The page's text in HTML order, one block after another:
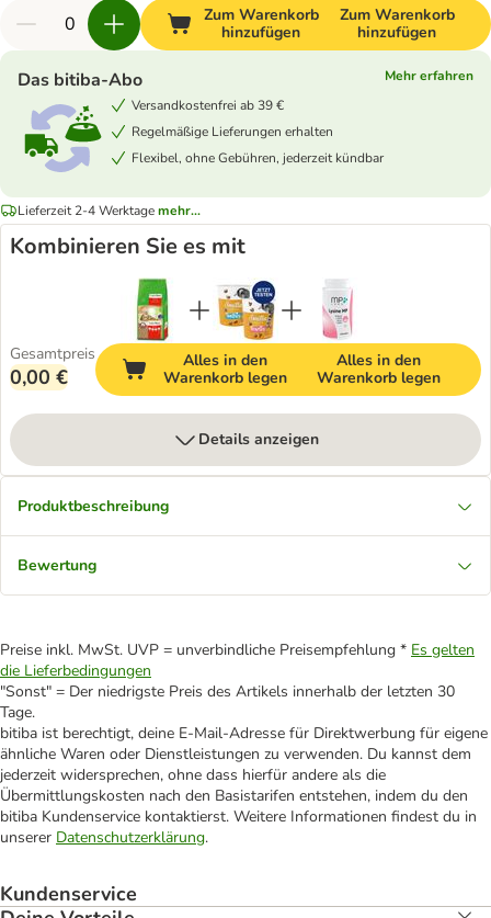
Zum Warenkorb
hinzufügen
Zum Warenkorb
hinzufügen
Das bitiba-Abo
Mehr erfahren
Versandkostenfrei ab 39 €
Regelmäßige Lieferungen erhalten
Flexibel, ohne Gebühren, jederzeit kündbar
Lieferzeit 2-4 Werktagemehr...
Kombinieren Sie es mit
Gesamtpreis
0,00 €
Alles in den
Warenkorb legen
Alles in den
Warenkorb legen
Details anzeigen
Produktbeschreibung
Bewertung
Preise inkl. MwSt. UVP = unverbindliche Preisempfehlung * Es gelten
die Lieferbedingungen
"Sonst" = Der niedrigste Preis des Artikels innerhalb der letzten 30
Tage.
bitiba ist berechtigt, deine E-Mail-Adresse für Direktwerbung für eigene
ähnliche Waren oder Dienstleistungen zu verwenden. Du kannst dem
jederzeit widersprechen, ohne dass hierfür andere als die
Übermittlungskosten nach den Basistarifen entstehen, indem du den
bitiba Kundenservice kontaktierst. Weitere Informationen findest du in
unserer Datenschutzerklärung.
Kundenservice